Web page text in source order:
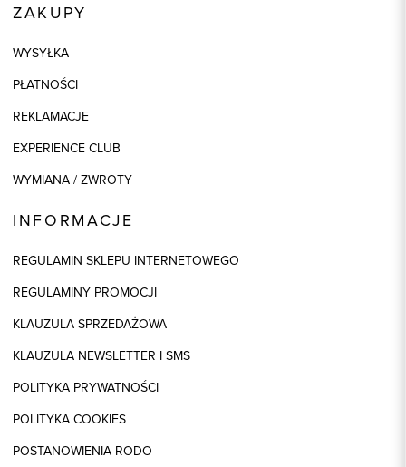
ZAKUPY
WYSYŁKA
PŁATNOŚCI
REKLAMACJE
EXPERIENCE CLUB
WYMIANA / ZWROTY
INFORMACJE
REGULAMIN SKLEPU INTERNETOWEGO
REGULAMINY PROMOCJI
KLAUZULA SPRZEDAŻOWA
KLAUZULA NEWSLETTER I SMS
POLITYKA PRYWATNOŚCI
POLITYKA COOKIES
POSTANOWIENIA RODO